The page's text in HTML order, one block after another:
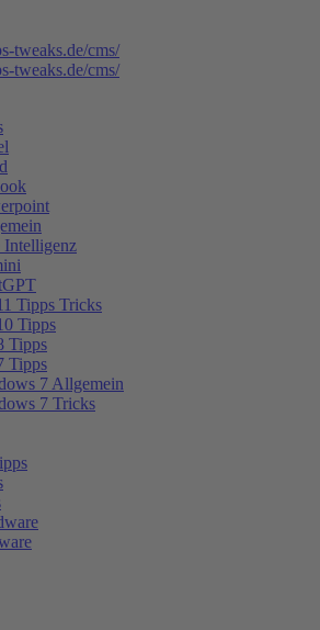
Intelligenz
Tipps Tricks
Tipps
Tipps
Tipps
7 Allgemein
7 Tricks